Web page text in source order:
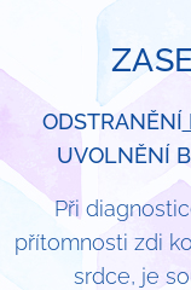
ODSTRANĚNÍ
UVOLNĚNÍ
Při
přítomnosti zdi
srdce, je